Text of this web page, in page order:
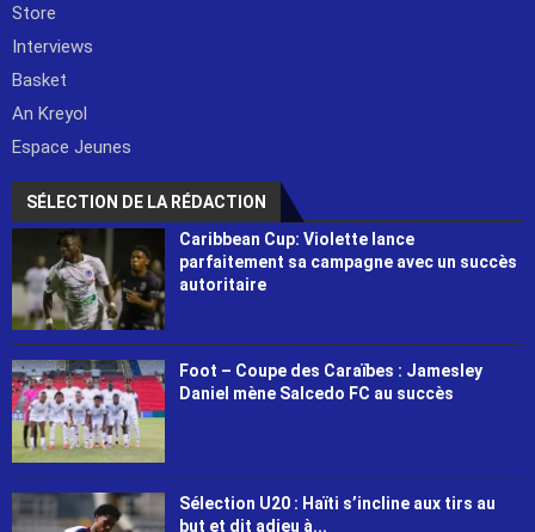
Store
Interviews
Basket
An Kreyol
Espace Jeunes
SÉLECTION DE LA RÉDACTION
Caribbean Cup: Violette lance
parfaitement sa campagne avec un succès
autoritaire
Foot – Coupe des Caraïbes : Jamesley
Daniel mène Salcedo FC au succès
Sélection U20 : Haïti s’incline aux tirs au
but et dit adieu à...